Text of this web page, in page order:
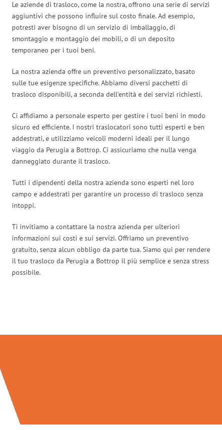
Le aziende di trasloco, come la nostra, offrono una serie di servizi
aggiuntivi che possono influire sul costo finale. Ad esempio,
potresti aver bisogno di un servizio di imballaggio, di
smontaggio e montaggio dei mobili, o di un deposito
temporaneo per i tuoi beni.
La nostra azienda offre un preventivo personalizzato, basato
sulle tue esigenze specifiche. Abbiamo diversi pacchetti di
trasloco disponibili, a seconda dell’entità e dei servizi richiesti.
Ci affidiamo a personale esperto per gestire i tuoi beni in modo
sicuro ed efficiente. I nostri traslocatori sono tutti esperti e ben
addestrati, e utilizziamo veicoli moderni ideali per il lungo
viaggio da Perugia a Bottrop. Ci assicuriamo che nulla venga
danneggiato durante il trasloco.
Tutti i dipendenti della nostra azienda sono esperti nel loro
campo e addestrati per garantire un processo di trasloco senza
intoppi.
Ti invitiamo a contattare la nostra azienda per ulteriori
informazioni sui costi e sui servizi. Offriamo un preventivo
gratuito, senza alcun obbligo da parte tua. Siamo qui per rendere
il tuo trasloco da Perugia a Bottrop il più semplice e senza stress
possibile.